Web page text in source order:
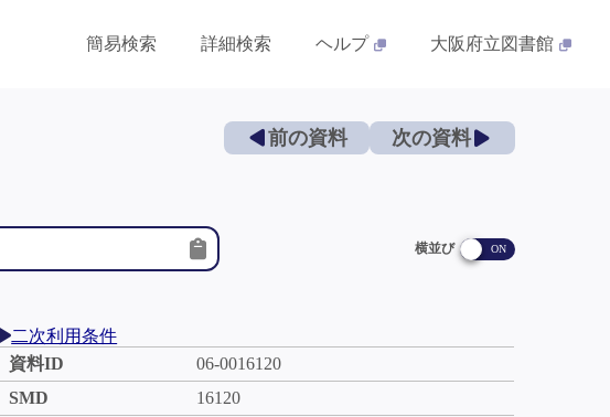
簡易検索 詳細検索 ヘルプ 大阪府立図書館
前の資料 次の資料
横並び
二次利用条件
資料ID
06-0016120
SMD
16120